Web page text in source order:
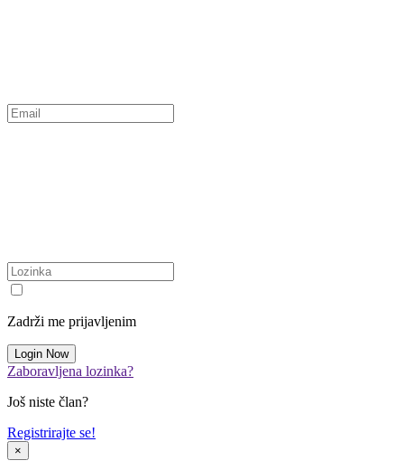
Zadrži me prijavljenim
Zaboravljena lozinka?
Još niste član?
Registrirajte se!
×